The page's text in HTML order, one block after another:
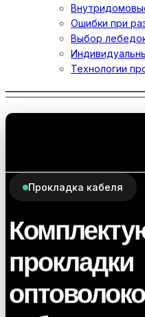
Ошибки при
Выбор
Технологии
Прокладка кабеля
прокладки